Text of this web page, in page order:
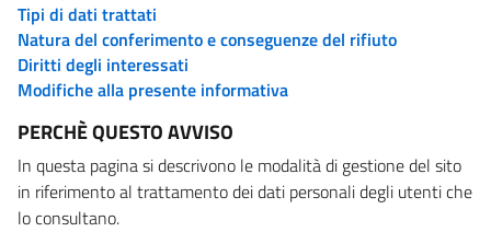
Tipi di dati trattati
Natura del conferimento e conseguenze del rifiuto
Diritti degli interessati
Modifiche alla presente informativa
PERCHÈ QUESTO AVVISO
In questa pagina si descrivono le modalità di gestione del sito
in riferimento al trattamento dei dati personali degli utenti che
lo consultano.